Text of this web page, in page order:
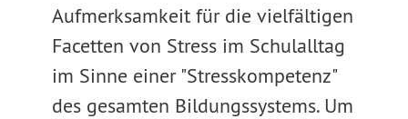
Aufmerksamkeit für die vielfältigen
Facetten von Stress im Schulalltag
im Sinne einer "Stresskompetenz"
des gesamten Bildungssystems. Um